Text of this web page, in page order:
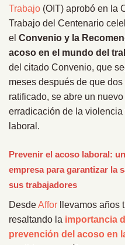
Trabajo (OIT) aprobó en la
Trabajo del Centenario
el Convenio y la
acoso en el mundo del
del citado Convenio, que
meses después de que
ratificado, se abre un
erradicación de la
laboral.
Prevenir el acoso laboral:
empresa para garantizar la
sus trabajadores
DesdeAffor
llevamos
resaltando la importancia
prevención del acoso en